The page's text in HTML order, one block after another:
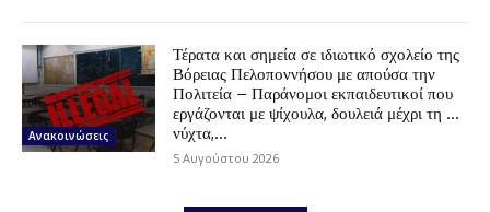
Ανακοινώσεις
Τέρατα και σημεία σε ιδιωτικό σχολείο της
Βόρειας Πελοποννήσου με απούσα την
Πολιτεία – Παράνομοι εκπαιδευτικοί που
εργάζονται με ψίχουλα, δουλειά μέχρι τη …
νύχτα,...
5 Αυγούστου 2026